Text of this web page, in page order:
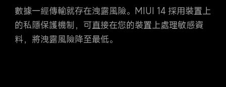
數據一經傳輸就存在洩露風險。MIUI 14 採用裝置上
的私隱保護機制，可直接在您的裝置上處理敏感資
料，將洩露風險降至最低。